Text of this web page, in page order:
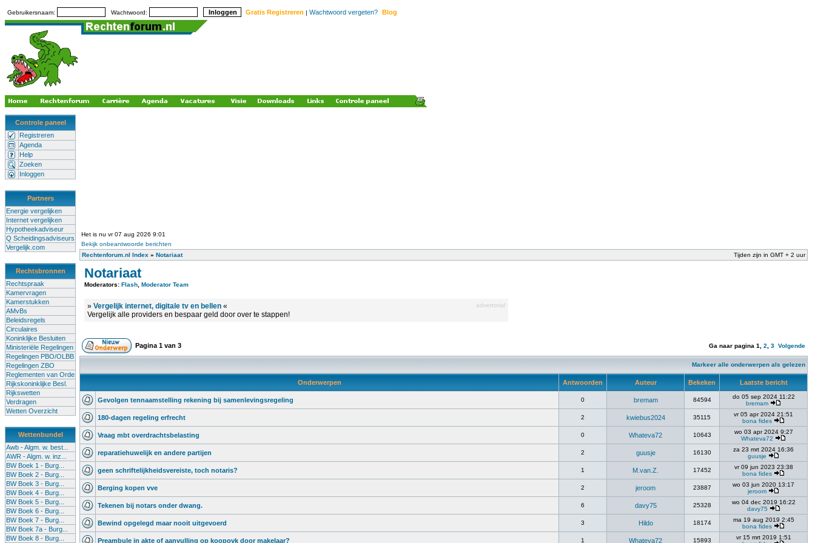
Gebruikersnaam: Wachtwoord: Gratis Registreren | Wachtwoord vergeten? Blog
Controle paneel
Registreren
Agenda
Help
Zoeken
Inloggen
Partners
Energie vergelijken
Internet vergelijken
Hypotheekadviseur
Q Scheidingsadviseurs
Vergelijk.com
Rechtsbronnen
Rechtspraak
Kamervragen
Kamerstukken
AMvBs
Beleidsregels
Circulaires
Koninklijke Besluiten
Ministeriële Regelingen
Regelingen PBO/OLBB
Regelingen ZBO
Reglementen van Orde
Rijkskoninklijke Besl.
Rijkswetten
Verdragen
Wetten Overzicht
Wettenbundel
Awb - Algm. w. best...
AWR - Algm. w. inz...
BW Boek 1 - Burg...
BW Boek 2 - Burg...
BW Boek 3 - Burg...
BW Boek 4 - Burg...
BW Boek 5 - Burg...
BW Boek 6 - Burg...
BW Boek 7 - Burg...
BW Boek 7a - Burg...
BW Boek 8 - Burg...
Het is nu vr 07 aug 2026 9:01
Bekijk onbeantwoorde berichten
Rechtenforum.nl Index » Notariaat Tijden zijn in GMT + 2 uur
Notariaat
Moderators: Flash Moderator Team
» Vergelijk internet, digitale tv en bellen « advertorial
Vergelijk alle providers en bespaar geld door over te stappen!
Pagina 1 van 3 Ga naar pagina 1 2 3 Volgende
Markeer alle onderwerpen als gelezen
Onderwerpen Antwoorden Auteur Bekeken Laatste bericht
Gevolgen tennaamstelling rekening bij samenlevingsregeling 0 bremam 84594
do 05 sep 2024 11:22
bremam
180-dagen regeling erfrecht 2 kwiebus2024 35115
vr 05 apr 2024 21:51
bona fides
Vraag mbt overdrachtsbelasting 0 Whateva72 10643
wo 03 apr 2024 9:27
Whateva72
reparatiehuwelijk en andere partijen 2 guusje 16130
za 23 mrt 2024 16:36
guusje
geen schriftelijkheidsvereiste, toch notaris? 1 M.van.Z. 17452
vr 09 jun 2023 23:38
bona fides
Berging kopen vve 2 jeroom 23887
wo 03 jun 2020 13:17
jeroom
Tekenen bij notars onder dwang. 6 davy75 25328
wo 04 dec 2019 16:22
davy75
Bewind opgelegd maar nooit uitgevoerd 3 Hildo 18174
ma 19 aug 2019 2:45
bona fides
Preambule in akte of aanvulling op koopovk door makelaar? 1 Whateva72 15893
vr 15 mrt 2019 1:51